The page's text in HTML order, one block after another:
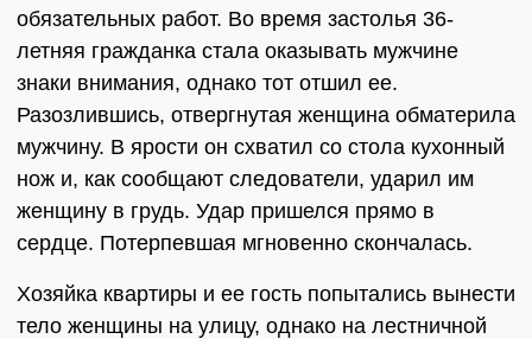
обязательных работ. Во время застолья 36-
летняя гражданка стала оказывать мужчине
знаки внимания, однако тот отшил ее.
Разозлившись, отвергнутая женщина обматерила
мужчину. В ярости он схватил со стола кухонный
нож и, как сообщают следователи, ударил им
женщину в грудь. Удар пришелся прямо в
сердце. Потерпевшая мгновенно скончалась.
Хозяйка квартиры и ее гость попытались вынести
тело женщины на улицу, однако на лестничной